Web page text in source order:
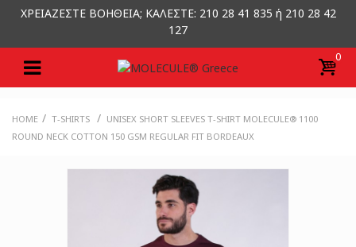
ΧΡΕΙΑΖΕΣΤΕ ΒΟΗΘΕΙΑ; ΚΑΛΕΣΤΕ: 210 28 41 835 ή 210 28 42
127
0
HOME / T-SHIRTS / UNISEX SHORT SLEEVES T-SHIRT MOLECULE® 1100
ROUND NECK COTTON 150 GSM REGULAR FIT BORDEAUX